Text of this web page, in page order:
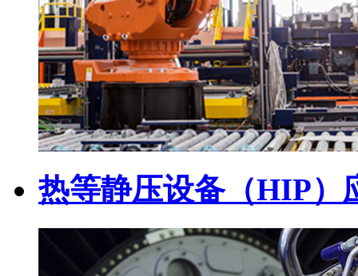
热等静压设备（HIP）